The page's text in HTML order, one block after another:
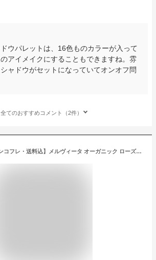
ウパレットは、16色ものカラーが入って
アイメイクにすることもできますね。雰
ャドウがセットになっていてオンオフ問
全てのおすすめコメント（2件）
【バレンタインコフレ・送料込】メルヴィータ オーガニック ローズコフレ with スノークのおじょうさん